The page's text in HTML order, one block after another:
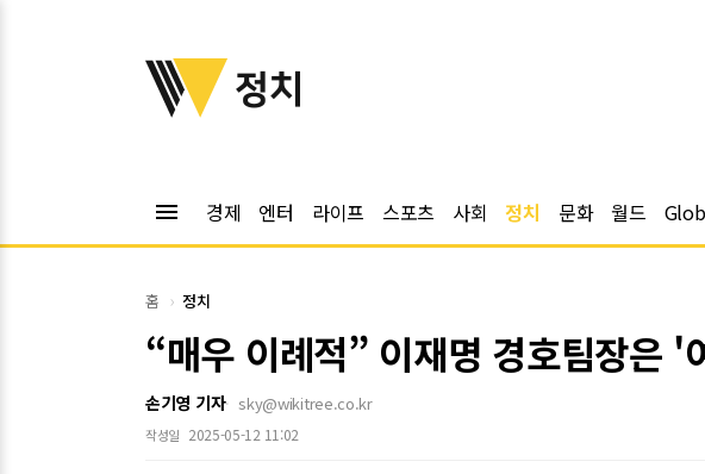
위키트리
정치
menu 경제 엔터 라이프 스포츠 사회 정치 문화 월드
홈 정치
“매우 이례적” 이재명 경호팀장은
손기영 기자 sky@wikitree.co.kr
작성일 2025-05-12 11:02